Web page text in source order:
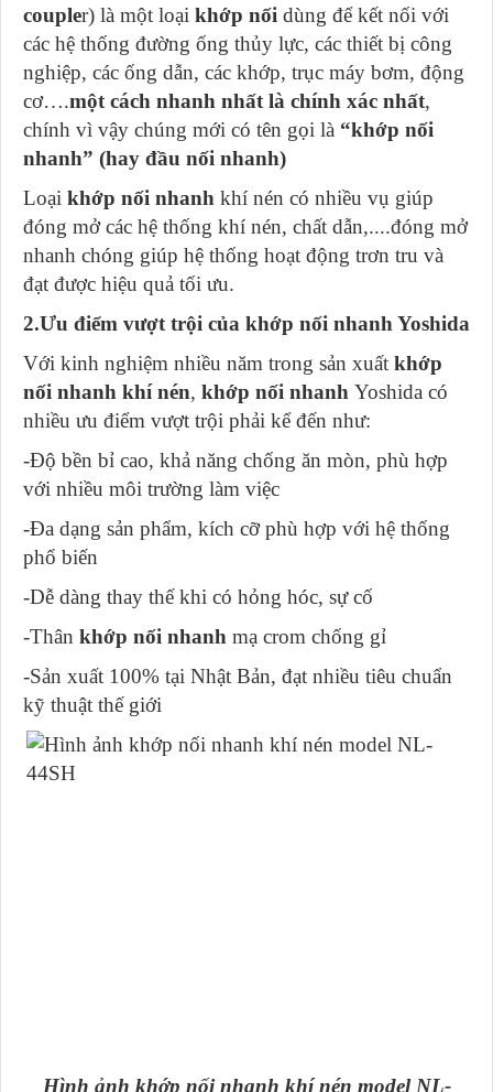
coupler) là một loại khớp nối dùng để kết nối với
các hệ thống đường ống thủy lực, các thiết bị công
nghiệp, các ống dẫn, các khớp, trục máy bơm, động
cơ….một cách nhanh nhất là chính xác nhất,
chính vì vậy chúng mới có tên gọi là “khớp nối
nhanh” (hay đầu nối nhanh)
Loại khớp nối nhanh khí nén có nhiều vụ giúp
đóng mở các hệ thống khí nén, chất dẫn,....đóng mở
nhanh chóng giúp hệ thống hoạt động trơn tru và
đạt được hiệu quả tối ưu.
2.Ưu điểm vượt trội của khớp nối nhanh Yoshida
Với kinh nghiệm nhiều năm trong sản xuất khớp
nối nhanh khí nén, khớp nối nhanh Yoshida có
nhiều ưu điểm vượt trội phải kể đến như:
-Độ bền bỉ cao, khả năng chống ăn mòn, phù hợp
với nhiều môi trường làm việc
-Đa dạng sản phẩm, kích cỡ phù hợp với hệ thống
phổ biến
-Dễ dàng thay thế khi có hỏng hóc, sự cố
-Thân khớp nối nhanh mạ crom chống gỉ
-Sản xuất 100% tại Nhật Bản, đạt nhiều tiêu chuẩn
kỹ thuật thế giới
Hình ảnh khớp nối nhanh khí nén model NL-